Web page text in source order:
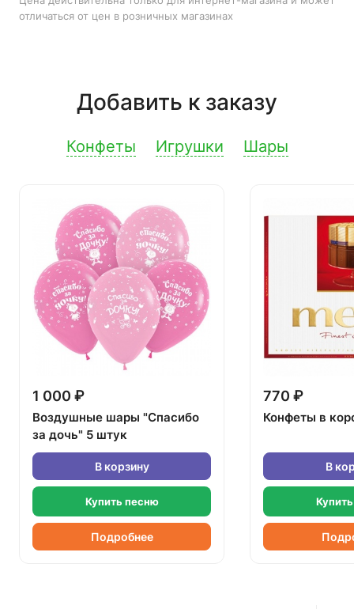
отличаться от цен в розничных магазинах
Добавить к заказу
Конфеты Игрушки Шары
1 000 ₽
Воздушные шары "Спасибо
за дочь" 5 штук
В корзину
Купить песню
Подробнее
770 ₽
Конфеты в
В